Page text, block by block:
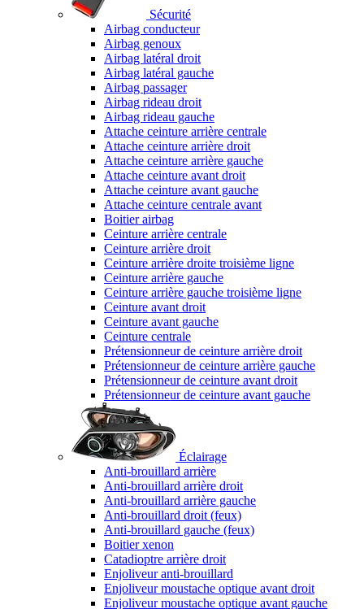
Sécurité
Airbag conducteur
Airbag genoux
Airbag latéral droit
Airbag latéral gauche
Airbag passager
Airbag rideau droit
Airbag rideau gauche
Attache ceinture arrière centrale
Attache ceinture arrière droit
Attache ceinture arrière gauche
Attache ceinture avant droit
Attache ceinture avant gauche
Attache ceinture centrale avant
Boitier airbag
Ceinture arrière centrale
Ceinture arrière droit
Ceinture arrière droite troisième ligne
Ceinture arrière gauche
Ceinture arrière gauche troisième ligne
Ceinture avant droit
Ceinture avant gauche
Ceinture centrale
Prétensionneur de ceinture arrière droit
Prétensionneur de ceinture arrière gauche
Prétensionneur de ceinture avant droit
Prétensionneur de ceinture avant gauche
Éclairage
Anti-brouillard arrière
Anti-brouillard arrière droit
Anti-brouillard arrière gauche
Anti-brouillard droit (feux)
Anti-brouillard gauche (feux)
Boitier xenon
Catadioptre arrière droit
Enjoliveur anti-brouillard
Enjoliveur moustache optique avant droit
Enjoliveur moustache optique avant gauche